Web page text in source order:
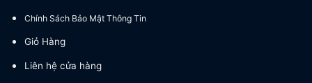
Chính Sách Bảo Mật Thông Tin
Giỏ Hàng
Liên hệ cửa hàng